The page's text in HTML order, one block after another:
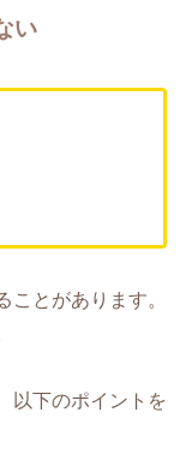
い
ことがあります。
以下のポイントを